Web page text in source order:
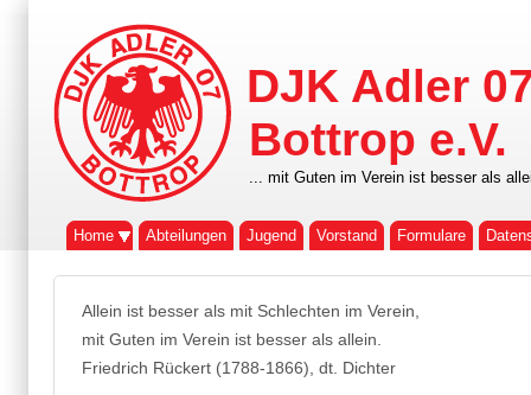
DJK Adler
Bottrop e.V.
... mit Guten im Verein ist besser als
Home Abteilungen Jugend Vorstand Formulare
Allein ist besser als mit Schlechten im Verein,
mit Guten im Verein ist besser als allein.
Friedrich Rückert (1788-1866), dt. Dichter